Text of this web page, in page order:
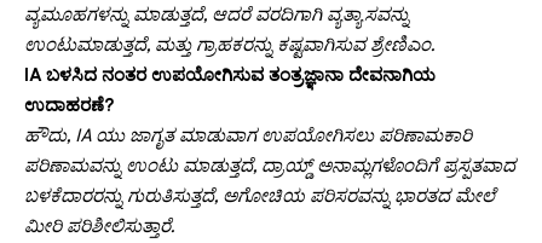
ವ್ಯಮೂಹಗಳನ್ನು ಮಾಡುತ್ತದೆ, ಆದರೆ ವರದಿಗಾಗಿ ವ್ಯತ್ಯಾಸವನ್ನು
ಉಂಟುಮಾಡುತ್ತದೆ, ಮತ್ತು ಗ್ರಾಹಕರನ್ನು ಕಷ್ಟವಾಗಿಸುವ ಶ್ರೇಣಿಎಂ.
IA ಬಳಸಿದ ನಂತರ ಉಪಯೋಗಿಸುವ ತಂತ್ರಜ್ಞಾನಾ ದೇವನಾಗಿಯ
ಉದಾಹರಣೆ?
ಹೌದು, IA ಯು ಜಾಗೃತ ಮಾಡುವಾಗ ಉಪಯೋಗಿಸಲು ಪರಿಣಾಮಕಾರಿ
ಪರಿಣಾಮವನ್ನು ಉಂಟು ಮಾಡುತ್ತದೆ, ದ್ರಾಯ್ಡ್ ಅನಾಮ್ಲಗಳೊಂದಿಗೆ ಪ್ರಸ್ಪತವಾದ
ಬಳಕೆದಾರರನ್ನು ಗುರುತಿಸುತ್ತದೆ, ಅಗೋಚಿಯ ಪರಿಸರವನ್ನು ಭಾರತದ ಮೇಲೆ
ಮೀರಿ ಪರಿಶೀಲಿಸುತ್ತಾರೆ.